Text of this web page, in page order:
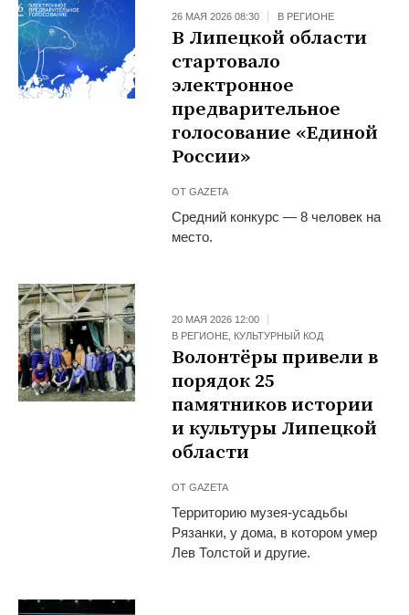
26 МАЯ 2026 08:30 В РЕГИОНЕ
В Липецкой области
стартовало
электронное
предварительное
голосование «Единой
России»
ОТGAZETA
Средний конкурс — 8 человек на
место.
20 МАЯ 2026 12:00
В РЕГИОНЕ, КУЛЬТУРНЫЙ КОД
Волонтёры привели в
порядок 25
памятников истории
и культуры Липецкой
области
ОТGAZETA
Территорию музея-усадьбы
Рязанки, у дома, в котором умер
Лев Толстой и другие.